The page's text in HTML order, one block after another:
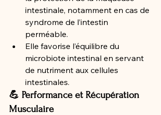
intestinale, notamment en cas de
syndrome de l’intestin
perméable.
Elle favorise l’équilibre du
microbiote intestinal en servant
de nutriment aux cellules
intestinales.
💪 Performance et Récupération
Musculaire